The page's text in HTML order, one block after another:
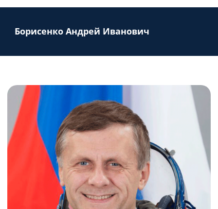
Преподавателям
Слушателям
Партнерам
Борисенко Андрей Иванович